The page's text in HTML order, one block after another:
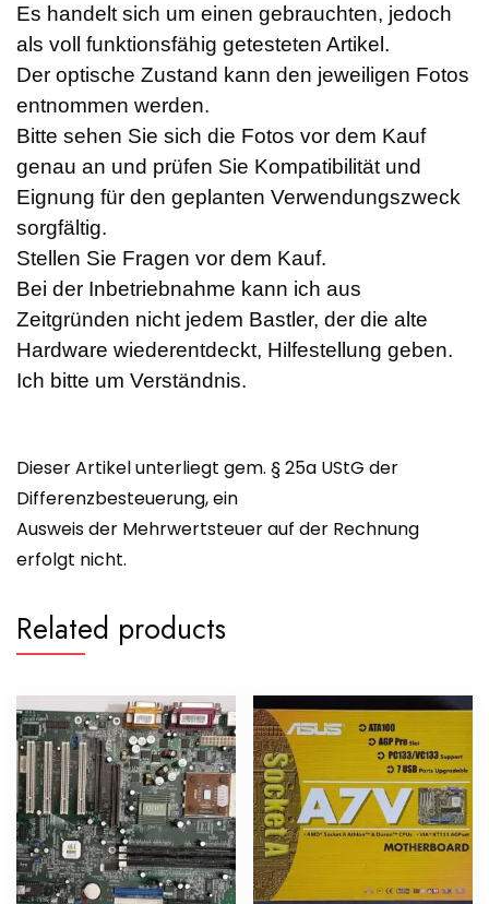
Es handelt sich um einen gebrauchten, jedoch
als voll funktionsfähig getesteten Artikel.
Der optische Zustand kann den jeweiligen Fotos
entnommen werden.
Bitte sehen Sie sich die Fotos vor dem Kauf
genau an und prüfen Sie Kompatibilität und
Eignung für den geplanten Verwendungszweck
sorgfältig.
Stellen Sie Fragen vor dem Kauf.
Bei der Inbetriebnahme kann ich aus
Zeitgründen nicht jedem Bastler, der die alte
Hardware wiederentdeckt, Hilfestellung geben.
Ich bitte um Verständnis.
Dieser Artikel unterliegt gem. § 25a UStG der
Differenzbesteuerung, ein
Ausweis der Mehrwertsteuer auf der Rechnung
erfolgt nicht.
Related products